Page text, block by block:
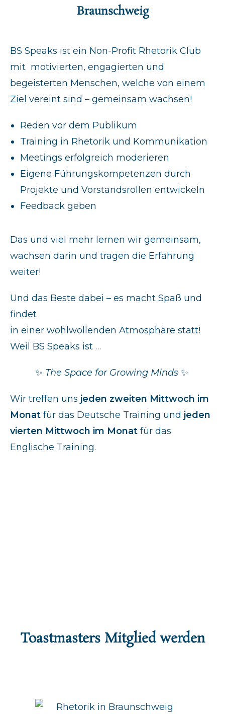
Braunschweig
BS Speaks ist ein Non-Profit Rhetorik Club
mit motivierten, engagierten und
begeisterten Menschen, welche von einem
Ziel vereint sind – gemeinsam wachsen!
Reden vor dem Publikum
Training in Rhetorik und Kommunikation
Meetings erfolgreich moderieren
Eigene Führungskompetenzen durch
Projekte und Vorstandsrollen entwickeln
Feedback geben
Das und viel mehr lernen wir gemeinsam,
wachsen darin und tragen die Erfahrung
weiter!
Und das Beste dabei – es macht Spaß und
findet
in einer wohlwollenden Atmosphäre statt!
Weil BS Speaks ist …
✨ The Space for Growing Minds ✨
Wir treffen uns jeden zweiten Mittwoch im
Monat für das Deutsche Training und jeden
vierten Mittwoch im Monat für das
Englische Training.
Toastmasters Mitglied werden